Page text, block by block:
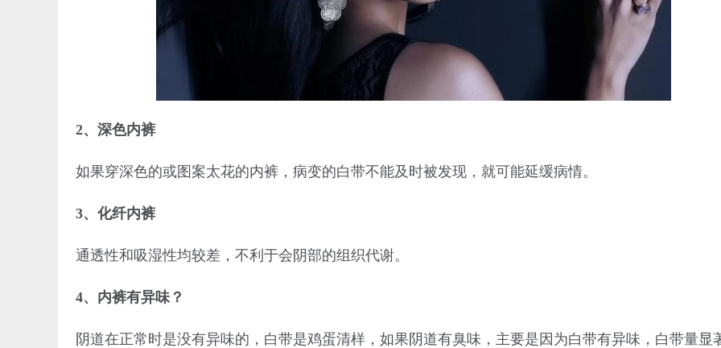
2、深色内裤
如果穿深色的或图案太花的内裤，病变的白带不能及时被发现，就可能延缓病情。
3、化纤内裤
通透性和吸湿性均较差，不利于会阴部的组织代谢。
4、内裤有异味？
阴道在正常时是没有异味的，白带是鸡蛋清样，如果阴道有臭味，主要是因为白带有异味，白带量显